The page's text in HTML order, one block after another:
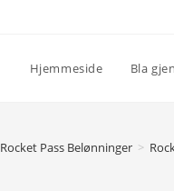
Hjemmeside Bla
Rocket Pass Belønninger >